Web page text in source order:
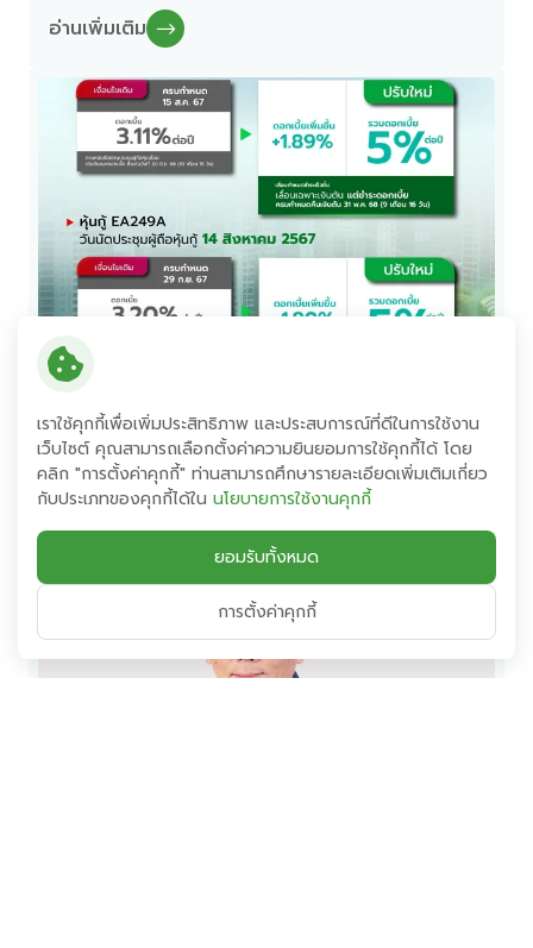
อ่านเพิ่มเติม
09 สิงหาคม 2567
ใหม่ให้กลุ่ม EA ปลดล็อคทางการเงิน! แก้ปัญหา
Liquidity กว่า 8,000 ลบ. มั่นใจธุรกิจเดินหน้า
ต่อได้
เราใช้คุกกี้เพื่อเพิ่มประสิทธิภาพ และประสบการณ์ที่ดีในการใช้งาน
เว็บไซต์ คุณสามารถเลือกตั้งค่าความยินยอมการใช้คุกกี้ได้ โดย
คลิก "การตั้งค่าคุกกี้" ท่านสามารถศึกษารายละเอียดเพิ่มเติมเกี่ยว
กับประเภทของคุกกี้ได้ใน นโยบายการใช้งานคุกกี้
ยอมรับทั้งหมด
การตั้งค่าคุกกี้